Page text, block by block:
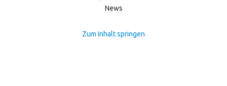
News
Zum Inhalt springen